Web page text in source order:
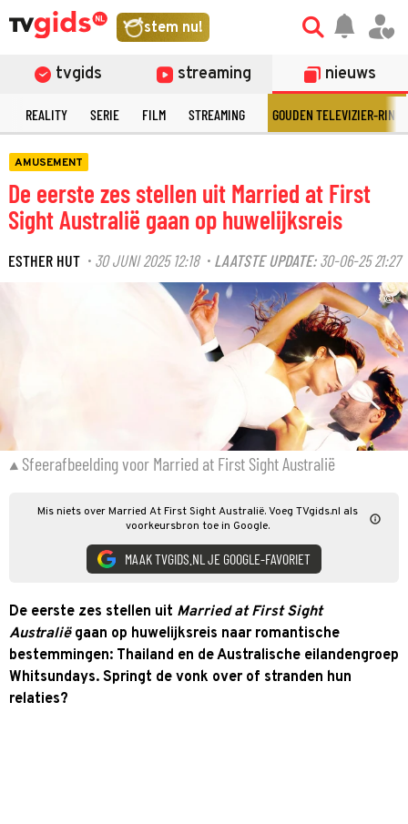
stem nu!
tvgids streaming nieuws
REALITY SERIE FILM STREAMING GOUDEN TELEVIZIER-RING
AMUSEMENT
De eerste zes stellen uit Married at First
Sight Australië gaan op huwelijksreis
ESTHER HUT · 30 JUNI 2025 12:18· LAATSTE UPDATE: 30-06-25 21:27
©
Sfeerafbeelding voor Married at First Sight Australië
Mis niets over Married At First Sight Australië. Voeg TVgids.nl als
voorkeursbron toe in Google.
MAAK TVGIDS.NL JE GOOGLE-FAVORIET
De eerste zes stellen uit Married at First Sight
Australiëgaan op huwelijksreis naar romantische
bestemmingen: Thailand en de Australische eilandengroep
Whitsundays. Springt de vonk over of stranden hun
relaties?